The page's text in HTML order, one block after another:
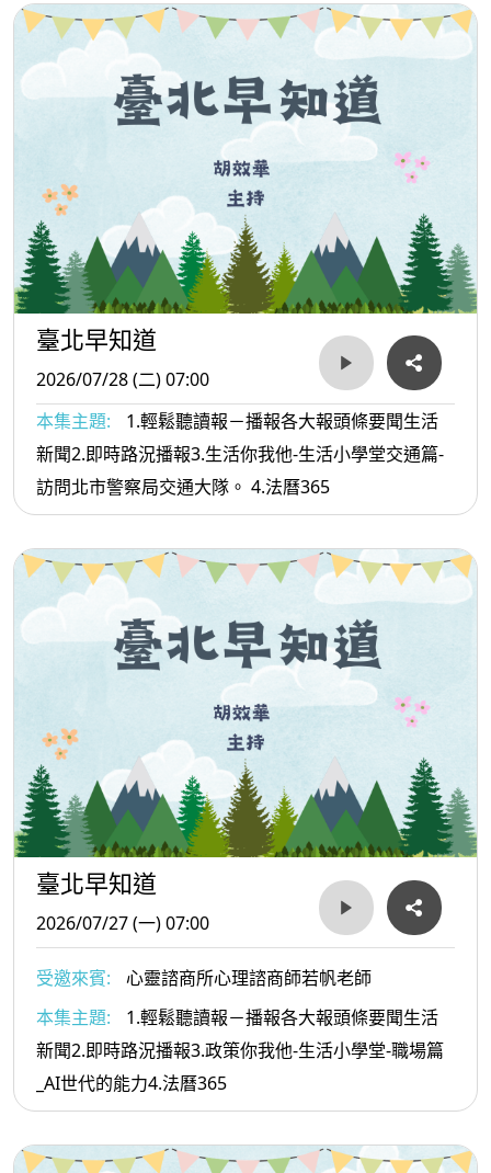
臺北早知道
2026/07/28 (二) 07:00
本集主題:
1.輕鬆聽讀報－播報各大報頭條要聞生活
新聞2.即時路況播報3.生活你我他-生活小學堂交通篇-
訪問北市警察局交通大隊。 4.法曆365
臺北早知道
2026/07/27 (一) 07:00
受邀來賓:
心靈諮商所心理諮商師若帆老師
本集主題:
1.輕鬆聽讀報－播報各大報頭條要聞生活
新聞2.即時路況播報3.政策你我他-生活小學堂-職場篇
_AI世代的能力4.法曆365